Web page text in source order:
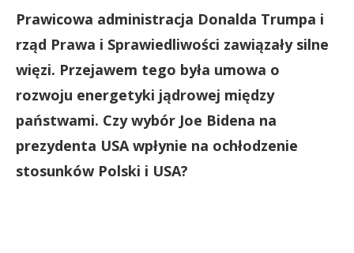
Prawicowa administracja Donalda Trumpa i
rząd Prawa i Sprawiedliwości zawiązały silne
więzi. Przejawem tego była umowa o
rozwoju energetyki jądrowej między
państwami. Czy wybór Joe Bidena na
prezydenta USA wpłynie na ochłodzenie
stosunków Polski i USA?